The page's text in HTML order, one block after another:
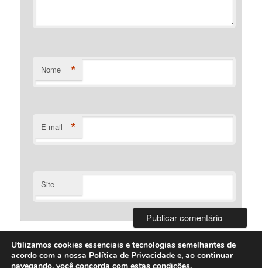
Nome *
E-mail *
Site
Utilizamos cookies essenciais e tecnologias semelhantes de
acordo com a nossa Política de Privacidade e, ao continuar